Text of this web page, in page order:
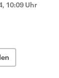
10:09 Uhr